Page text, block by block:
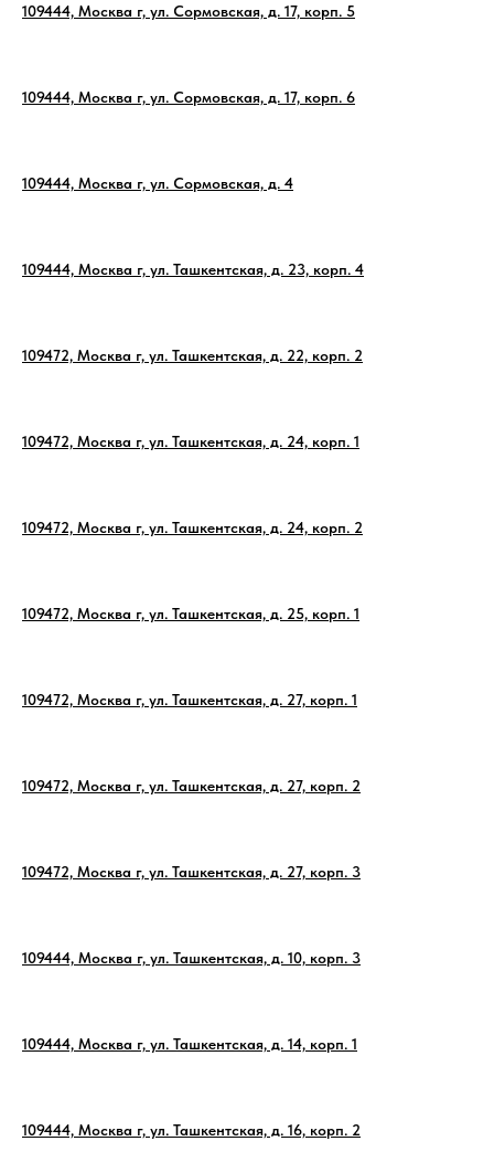
109444, Москва г, ул. Сормовская, д. 17, корп. 5
109444, Москва г, ул. Сормовская, д. 17, корп. 6
109444, Москва г, ул. Сормовская, д. 4
109444, Москва г, ул. Ташкентская, д. 23, корп. 4
109472, Москва г, ул. Ташкентская, д. 22, корп. 2
109472, Москва г, ул. Ташкентская, д. 24, корп. 1
109472, Москва г, ул. Ташкентская, д. 24, корп. 2
109472, Москва г, ул. Ташкентская, д. 25, корп. 1
109472, Москва г, ул. Ташкентская, д. 27, корп. 1
109472, Москва г, ул. Ташкентская, д. 27, корп. 2
109472, Москва г, ул. Ташкентская, д. 27, корп. 3
109444, Москва г, ул. Ташкентская, д. 10, корп. 3
109444, Москва г, ул. Ташкентская, д. 14, корп. 1
109444, Москва г, ул. Ташкентская, д. 16, корп. 2